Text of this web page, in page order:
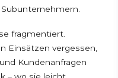
fragmentiert.
Einsätzen vergessen,
Kundenanfragen
– wo sie leicht